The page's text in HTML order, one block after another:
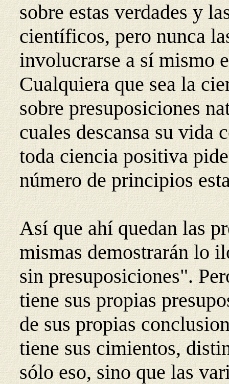
sobre estas verdades y
científicos, pero nunca
involucrarse a sí mismo
Cualquiera que sea la
sobre presuposiciones
cuales descansa su vida
toda ciencia positiva
número de principios
Así que ahí quedan las
mismas demostrarán lo
sin presuposiciones".
tiene sus propias
de sus propias
tiene sus cimientos,
sólo eso, sino que las